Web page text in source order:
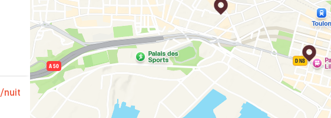
/nuit